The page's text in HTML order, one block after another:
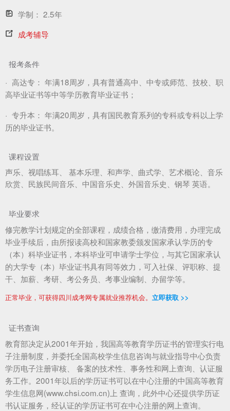
学制： 2.5年
成考辅导
报考条件
· 高达专： 年满18周岁，具有普通高中、中专或师范、技校、职
高毕业证书等中等学历教育毕业证书；
· 专升本： 年满20周岁，具有国民教育系列的专科或专科以上学
历的毕业证书。
课程设置
声乐、视唱练耳、 基本乐理、和声学、曲式学、艺术概论、音乐
欣赏、民族民间音乐、中国音乐史、外国音乐史、钢琴 英语。
毕业要求
修完教学计划规定的全部课程，成绩合格，缴清费用，办理完成
毕业手续后，由所报读高校和国家教委颁发国家承认学历的专
（本）科毕业证书，本科毕业可申请学士学位，与其它国家承认
的大学专（本）毕业证书具有同等效力，可入社保、评职称、提
干、加薪、考研、考公务员、考事业编制、办留学等。
正常毕业，可获得四川成考网专属就业推荐机会。 立即获取 >>
证书查询
教育部决定从2001年开始，我国高等教育学历证书的管理实行电
子注册制度，并委托全国高校学生信息咨询与就业指导中心负责
学历电子注册审核、 备案的技术性、事务性和网上查询、认证服
务工作。2001年以后的学历证书可以在中心注册的中国高等教育
学生信息网(www.chsi.com.cn)上 查询，此外中心还提供学历证
书认证服务，经认证的学历证书可在中心注册的网上查询。